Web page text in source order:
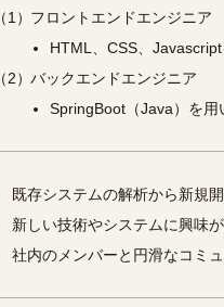
（1） フロントエンドエンジニア
HTML、CSS、
（2）バックエンドエンジニア
SpringBoot（Java）を用
既存システムの解析から新規
新しい技術やシステムに興味
社内のメンバーと円滑なコミ